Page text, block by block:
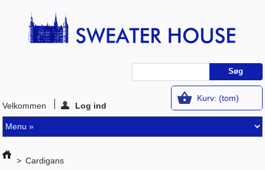
Kurv: (tom)
Velkommen
Log ind
> Cardigans